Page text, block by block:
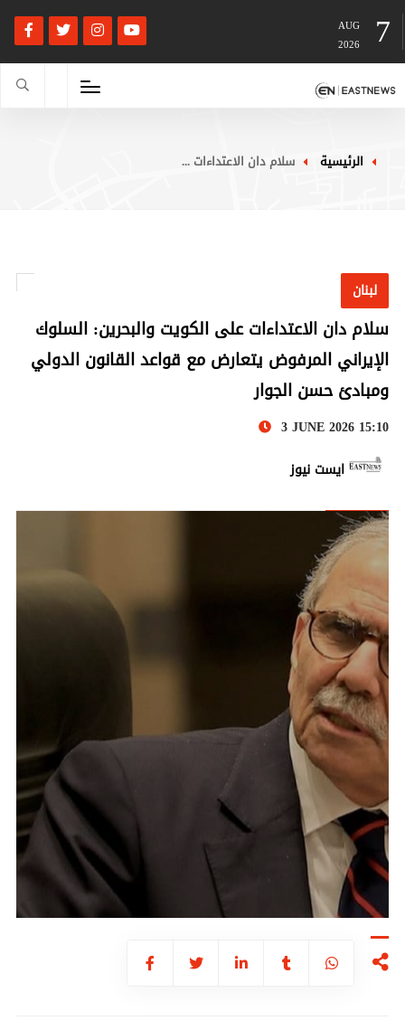
7
AUG
2026
سلام دان الاعتداءات ... الرئيسية
لبنان
سلام دان الاعتداءات على الكويت والبحرين: السلوك
الإيراني المرفوض يتعارض مع قواعد القانون الدولي
ومبادئ حسن الجوار
3 JUNE 2026 15:10
ايست نيوز